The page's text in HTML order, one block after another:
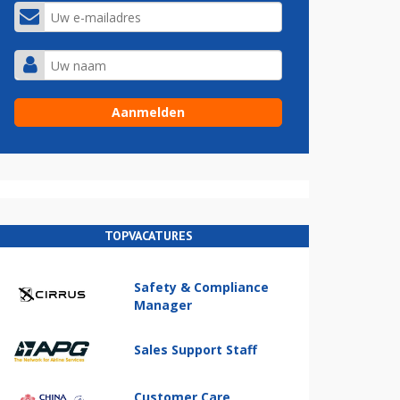
TOPVACATURES
Safety & Compliance
Manager
Sales Support Staff